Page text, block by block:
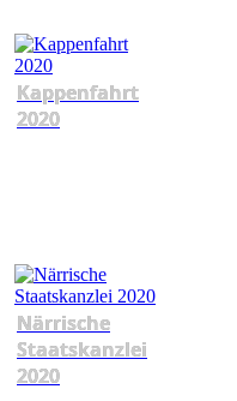
Kappenfahrt
2020
Närrische
Staatskanzlei
2020